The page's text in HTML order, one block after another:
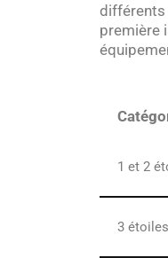
différents
première
1 et 2
3 étoiles